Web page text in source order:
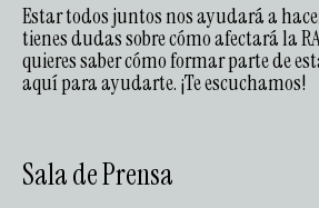
Estar todos juntos nos ayudará a
tienes dudas sobre cómo afectará la
quieres saber cómo formar parte de
aquí para ayudarte. ¡Te escuchamos!
Sala de Prensa